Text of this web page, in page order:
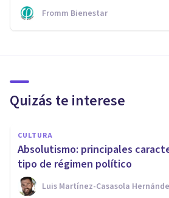
Fromm Bienestar
Quizás te interese
CULTURA
Absolutismo: principales
tipo de régimen político
Luis Martínez-Casasola